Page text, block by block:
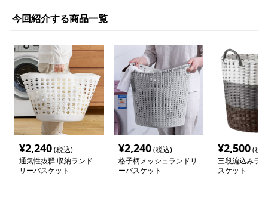
今回紹介する商品一覧
¥2,240(税込)
通気性抜群 収納ランド
リーバスケット
¥2,240(税込)
格子柄メッシュランドリ
ーバスケット
¥2,500(税
三段編込みラ
スケット